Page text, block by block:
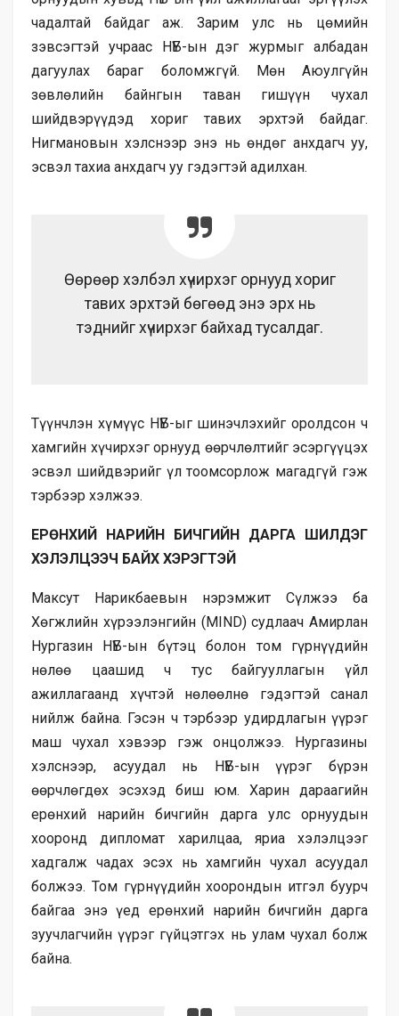
чадалтай байдаг аж. Зарим улс нь цөмийн
зэвсэгтэй учраас НҮБ-ын дэг журмыг албадан
дагуулах бараг боломжгүй. Мөн Аюулгүйн
зөвлөлийн байнгын таван гишүүн чухал
шийдвэрүүдэд хориг тавих эрхтэй байдаг.
Нигмановын хэлснээр энэ нь өндөг анхдагч уу,
эсвэл тахиа анхдагч уу гэдэгтэй адилхан.
Өөрөөр хэлбэл хүчирхэг орнууд хориг
тавих эрхтэй бөгөөд энэ эрх нь
тэднийг хүчирхэг байхад тусалдаг.
Түүнчлэн хүмүүс НҮБ-ыг шинэчлэхийг оролдсон ч
хамгийн хүчирхэг орнууд өөрчлөлтийг эсэргүүцэх
эсвэл шийдвэрийг үл тоомсорлож магадгүй гэж
тэрбээр хэлжээ.
ЕРӨНХИЙ НАРИЙН БИЧГИЙН ДАРГА ШИЛДЭГ
ХЭЛЭЛЦЭЭЧ БАЙХ ХЭРЭГТЭЙ
Максут Нарикбаевын нэрэмжит Сүлжээ ба
Хөгжлийн хүрээлэнгийн (MIND) судлаач Амирлан
Нургазин НҮБ-ын бүтэц болон том гүрнүүдийн
нөлөө цаашид ч тус байгууллагын үйл
ажиллагаанд хүчтэй нөлөөлнө гэдэгтэй санал
нийлж байна. Гэсэн ч тэрбээр удирдлагын үүрэг
маш чухал хэвээр гэж онцолжээ. Нургазины
хэлснээр, асуудал нь НҮБ-ын үүрэг бүрэн
өөрчлөгдөх эсэхэд биш юм. Харин дараагийн
ерөнхий нарийн бичгийн дарга улс орнуудын
хооронд дипломат харилцаа, яриа хэлэлцээг
хадгалж чадах эсэх нь хамгийн чухал асуудал
болжээ. Том гүрнүүдийн хоорондын итгэл буурч
байгаа энэ үед ерөнхий нарийн бичгийн дарга
зуучлагчийн үүрэг гүйцэтгэх нь улам чухал болж
байна.